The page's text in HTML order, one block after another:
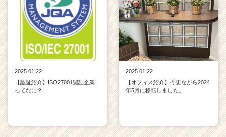
2025.01.22
【認証紹介】ISO27001認証企業
ってなに？
2025.01.22
【オフィス紹介】今更ながら2024
年5月に移転しました。